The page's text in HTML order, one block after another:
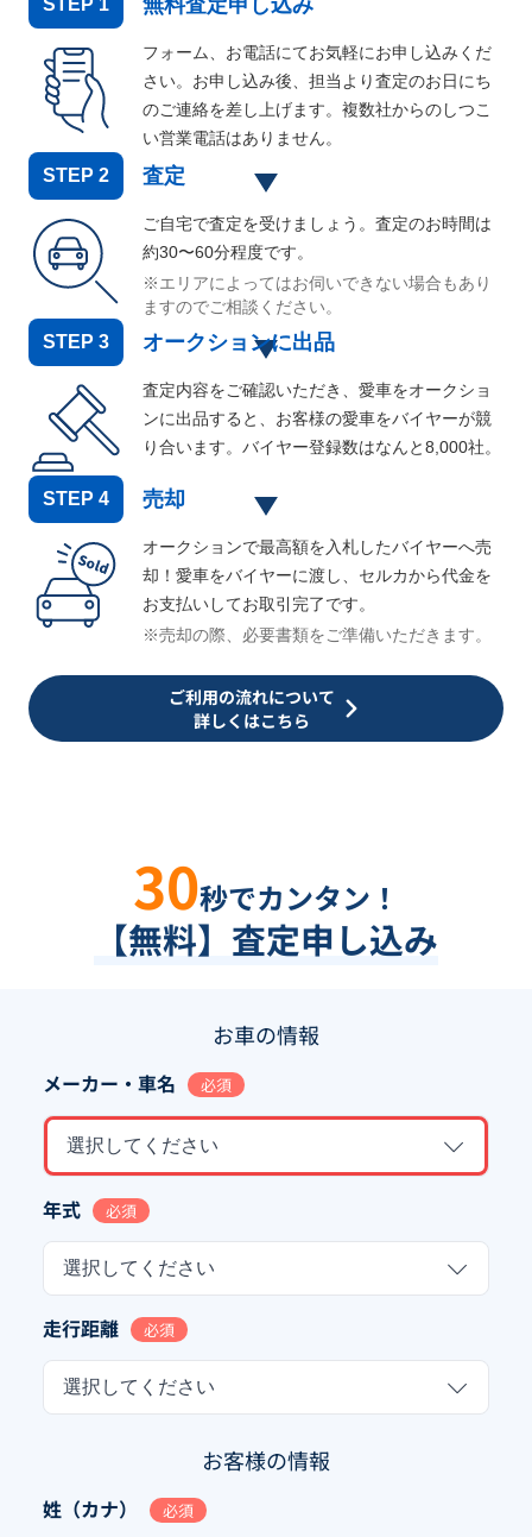
STEP 1
フォーム、お電話にてお気軽にお申し込みくだ
さい。お申し込み後、担当より査定のお日にち
のご連絡を差し上げます。複数社からのしつこ
い営業電話はありません。
STEP 2 査定
ご自宅で査定を受けましょう。査定のお時間は
約30〜60分程度です。
※エリアによってはお伺いできない場合もあり
ますのでご相談ください。
STEP 3 オークションに出品
査定内容をご確認いただき、愛車をオークショ
ンに出品すると、お客様の愛車をバイヤーが競
り合います。バイヤー登録数はなんと8,000社。
STEP 4 売却
オークションで最高額を入札したバイヤーへ売
却！愛車をバイヤーに渡し、セルカから代金を
お支払いしてお取引完了です。
※売却の際、必要書類をご準備いただきます。
ご利用の流れについて
詳しくはこちら
30秒でカンタン！
【無料】査定申し込み
お車の情報
メーカー・車名 必須
選択してください
年式 必須
選択してください
走行距離 必須
選択してください
お客様の情報
姓（カナ） 必須